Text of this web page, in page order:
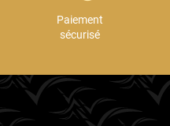
Paiement
sécurisé